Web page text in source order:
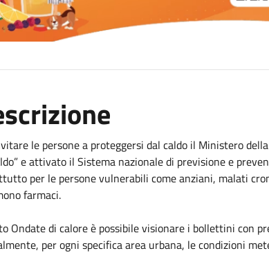
le persone a proteggersi dal caldo il Ministero
e attivato il Sistema nazionale di previsione e
per le persone vulnerabili come anziani, malati
farmaci.
Ondate di calore è possibile visionare i bollettini con
per ogni specifica area urbana, le condizioni